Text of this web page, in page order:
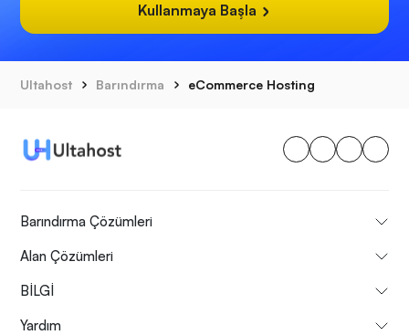
Kullanmaya Başla
Ultahost Barındırma eCommerce Hosting
Barındırma Çözümleri
Alan Çözümleri
BİLGİ
Yardım